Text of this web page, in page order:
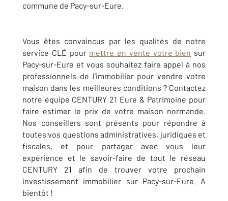
commune de Pacy-sur-Eure.
Vous êtes convaincus par les qualités de notre
service CLÉ pour mettre en vente votre bien sur
Pacy-sur-Eure et vous souhaitez faire appel à nos
professionnels de l’immobilier pour vendre votre
maison dans les meilleures conditions ? Contactez
notre équipe CENTURY 21 Eure & Patrimoine pour
faire estimer le prix de votre maison normande.
Nos conseillers sont présents pour répondre à
toutes vos questions administratives, juridiques et
fiscales, et pour partager avec vous leur
expérience et le savoir-faire de tout le réseau
CENTURY 21 afin de trouver votre prochain
investissement immobilier sur Pacy-sur-Eure. A
bientôt !